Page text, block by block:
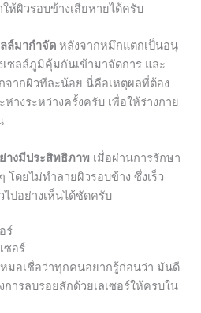
ซลล์ภูมิคุ้มกันเข้ามาจัดการ และ
างระหว่างครั้งครับ เพื่อให้ร่างกาย
างมีประสิทธิภาพเมื่อผ่านการรักษา
โดยไม่ทำลายผิวรอบข้าง ซึ่งเร็ว
ร์
ารลบรอยสักด้วยเลเซอร์ให้ครบใน
งรอนานครับ หลังทำครั้งแรกรอย
แน่นอนว่ายิ่งทำต่อเนื่องผลลัพธ์ก็ยิ่ง